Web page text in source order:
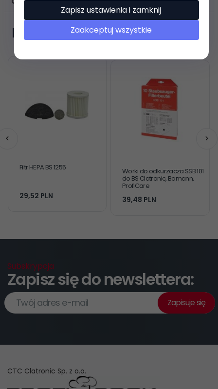
Polecamy
Filtr HEPA BS 1255
29,52 PLN
Worki do odkurzacza SSB 101
do BS Clatronic, Bomann,
ProfiCare
39,48 PLN
Subskrypcja
Zapisz się do newslettera:
Twój adres e-mail Zapisuje się
CTC Clatronic Sp. z o.o.
Zapisz ustawienia i zamknij
Zaakceptuj wszystkie